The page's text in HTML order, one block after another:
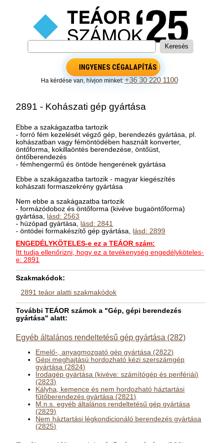
INGYENES CÉGALAPÍTÁS
Ha kérdése van, hívjon minket:+36 30 220 1100
2891 - Kohászati gép gyártása
Ebbe a szakágazatba tartozik
- forró fém kezelését végző gép, berendezés gyártása, pl.
kohászatban vagy fémöntödében használt konverter,
öntőforma, kokillaöntés berendezése, öntőüst,
öntőberendezés
- fémhengermű és öntöde hengerének gyártása
Ebbe a szakágazatba tartozik - magyar kiegészítés
kohászati formaszekrény gyártása
Nem ebbe a szakágazatba tartozik
- formázódoboz és öntőforma (kivéve bugaöntőforma)
gyártása, lásd: 2563
- húzópad gyártása, lásd: 2841
- öntödei formakészítő gép gyártása, lásd: 2899
ENGEDÉLYKÖTELES-e ez a TEÁOR szám:
Itt tudja ellenőrizni, hogy ez a tevékenység engedélyköteles-
e: 2891
Szakmakódok:
2891 teáor alatti szakmakódok
További TEÁOR számok a "Gép, gépi berendezés
gyártása" alatt:
Egyéb általános rendeltetésű gép gyártása (282)
Emelő-, anyagmozgató gép gyártása (2822)
Gépi meghajtású hordozható kézi szerszámgép
gyártása (2824)
Irodagép gyártása (kivéve: számítógép és perifériái)
(2823)
Kályha, kemence és nem hordozható háztartási
fűtőberendezés gyártása (2821)
M.n.s. egyéb általános rendeltetésű gép gyártása
(2829)
Nem háztartási légkondicionáló berendezés gyártása
(2825)